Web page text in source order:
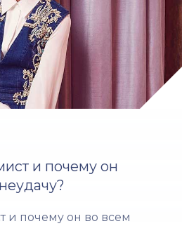
и почему он
и почему он во всем